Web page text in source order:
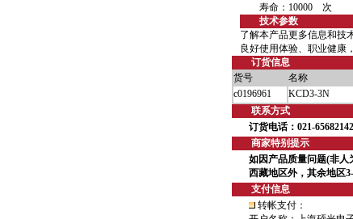
寿命：10000 次
技术参数
了解本产品更多信息和技
良好使用体验、职业健康
订货信息
货号
名称
c0196961
KCD3-3N
联系方式
订货电话：021-
商家特别提示
如因产品质量问题(非人
西藏地区外，其余地区
支付信息
转帐支付：